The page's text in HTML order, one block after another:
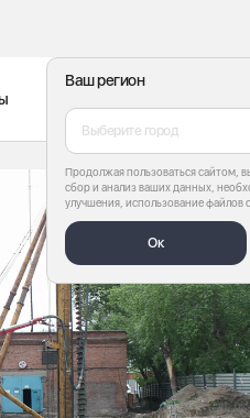
Ваш регион
Выберите город
Продолжая пользоваться сайтом,
сбор и анализ ваших данных,
улучшения, использование файлов
Ок